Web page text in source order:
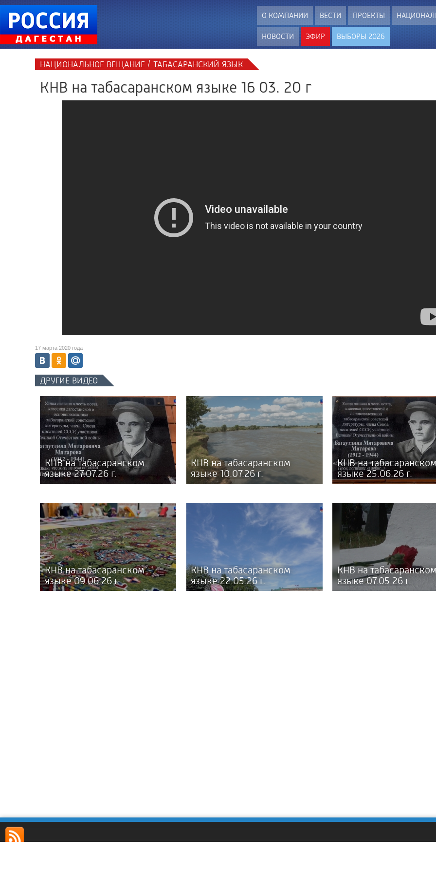
О КОМПАНИИ ВЕСТИ ПРОЕКТЫ
НОВОСТИ ЭФИР ВЫБОРЫ 2026
НАЦИОНАЛЬНОЕ ВЕЩАНИЕ / ТАБАСАРАНСКИЙ ЯЗЫК
КНВ на табасаранском языке 16 03. 20 г
17 марта 2020 года
ДРУГИЕ ВИДЕО
КНВ на табасаранском
языке 27.07.26 г.
КНВ на табасаранском
языке 10.07.26 г.
КНВ на
языке 25.06.26 г.
КНВ на табасаранском
языке 09.06.26 г.
КНВ на табасаранском
языке 22.05.26 г.
КНВ на
языке 07.05.26 г.